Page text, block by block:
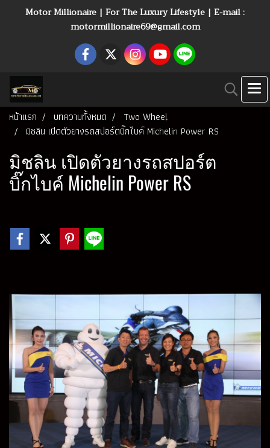
Motor Millionaire | For The Luxury Lifestyle | E-mail :
motormillionaire69@gmail.com
หน้าแรก บทความทั้งหมด
Two Wheel
มิชลิน เปิดตัวยางรถสปอร์ตบิ๊กไบค์ Michelin Power RS
มิชลิน เปิดตัวยางรถสปอร์ต
บิ๊กไบค์ Michelin Power RS